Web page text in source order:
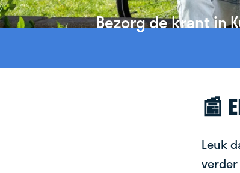
Bezorg de krant in
📰
Leuk